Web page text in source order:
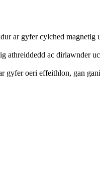
ar gyfer cylched
ac dirlawnder
gyfer oeri effeithlon, gan